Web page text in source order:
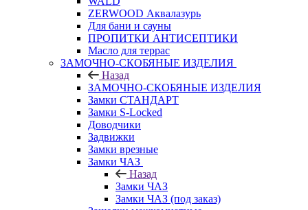
ZERWOOD Аквалазурь
Для бани и сауны
ПРОПИТКИ АНТИСЕПТИКИ
Масло для террас
ЗАМОЧНО-СКОБЯНЫЕ ИЗДЕЛИЯ
Назад
ЗАМОЧНО-СКОБЯНЫЕ ИЗДЕЛИЯ
Замки СТАНДАРТ
Замки S-Locked
Доводчики
Задвижки
Замки врезные
Замки ЧАЗ
Назад
Замки ЧАЗ
Замки ЧАЗ (под заказ)